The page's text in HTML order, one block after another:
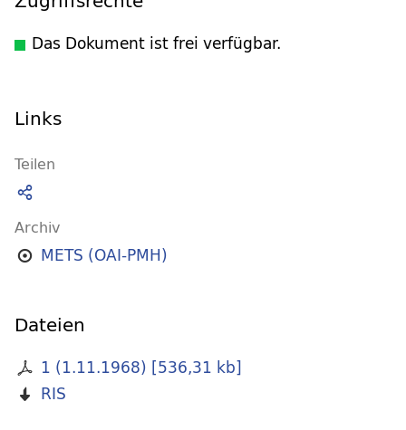
Das Dokument ist frei verfügbar.
Links
Teilen
Archiv
METS (OAI-PMH)
Dateien
1 (1.11.1968) [536,31 kb]
RIS